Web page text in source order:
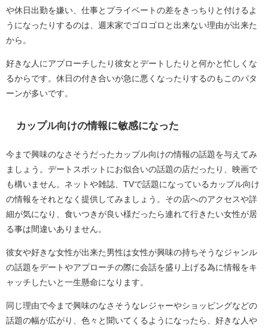
や休日出勤を嫌い、仕事とプライベートの差をきっちりと付けるよ
うになったりするのは、週末家でゴロゴロと出来ない理由が出来た
から。
好きな人にアプローチしたり彼女とデートしたりと何かと忙しくな
るからです。休日の付き合いが急に悪くなったりするのもこのパタ
ーンが多いです。
カップル向けの情報に敏感になった
今まで興味のなさそうだったカップル向けの情報の話題を与えてみ
ましょう。デートスポットにお似合いの話題の店だったり、映画で
も構いません。ネットや雑誌、TVで話題になっているカップル向け
の情報をそれとなく提供してみましょう。その店へのアクセスや詳
細が気になり、食いつきが良い様だったら連れて行きたい女性が居
る事は間違いありません。
彼女や好きな女性が出来た男性は女性が興味の持ちそうなジャンル
の話題をデートやアプローチの際に会話を盛り上げる為に情報をキ
ャッチしたいと一生懸命になります。
同じ理由で今まで興味のなさそうなレジャーやショッピングなどの
話題の幅が広がり、色々と聞いてくるようになったら、好きな人や